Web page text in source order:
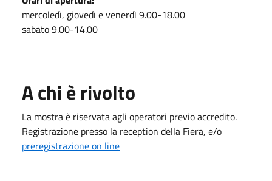
mercoledì, giovedì e venerdì 9.00-18.00
sabato 9.00-14.00
A chi è rivolto
La mostra è riservata agli operatori previo accredito.
Registrazione presso la reception della Fiera, e/o
preregistrazione on line